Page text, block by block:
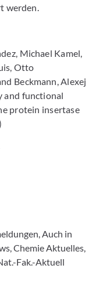
werden.
Michael Kamel,
Otto
Beckmann, Alexej
and functional
protein insertase
Auch in
Chemie Aktuelles,
Fak.-Aktuell